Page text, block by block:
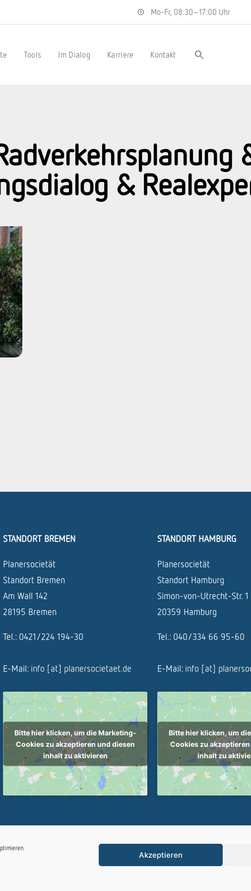
Akzeptieren
Mo-Fr, 08:30–17:00 Uhr
Tools Im Dialog Karriere Kontakt
&
STANDORT BREMEN
Planersocietät
Standort Bremen
Am Wall 142
28195 Bremen
Tel.: 0421/224 194-30
E-Mail: info [at] planersocietaet.de
STANDORT HAMBURG
Planersocietät
Standort Hamburg
Simon-von-Utrecht-Str. 1
20359 Hamburg
Tel.: 040/334 66 95-60
E-Mail: info [at]
Bitte hier klicken, um die Marketing-
Cookies zu akzeptieren und diesen
inhalt zu aktivieren
Bitte hier klicken, um
Cookies zu
inhalt zu
Planersocietät - Alle Rechte vorbehalten |Cookie-Richtlinie (EU)|Impressum